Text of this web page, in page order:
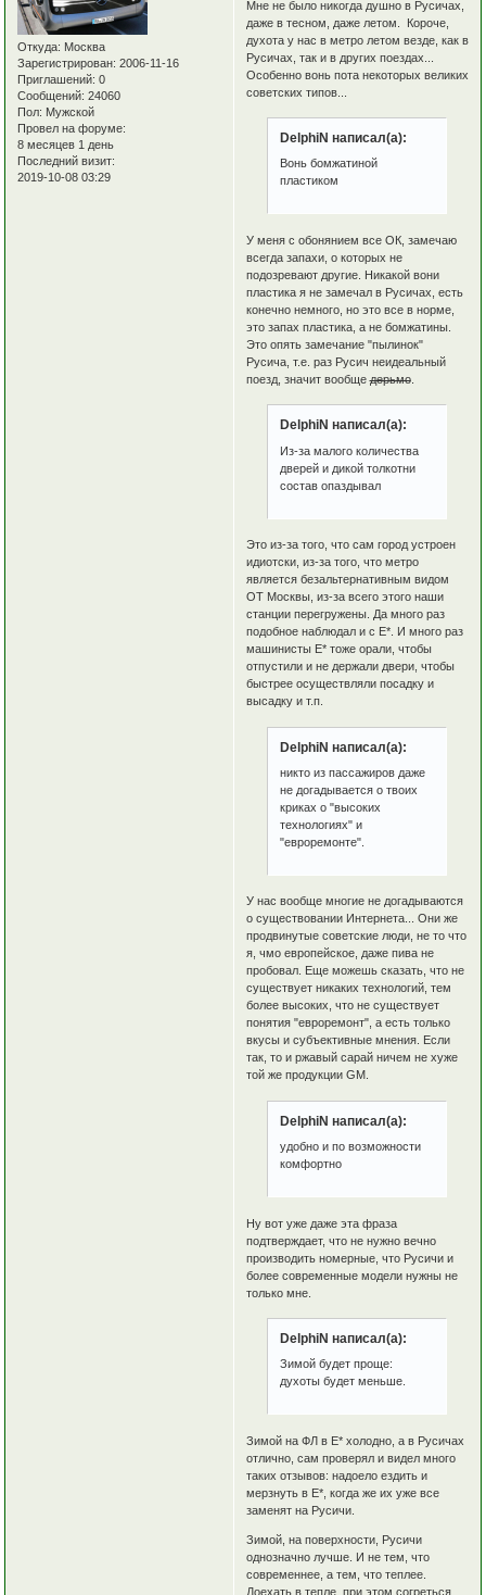
Откуда: Москва
Зарегистрирован: 2006-11-16
Приглашений: 0
Сообщений: 24060
Пол: Мужской
Провел на форуме:
8 месяцев 1 день
Последний визит:
2019-10-08 03:29
Мне не было никогда душно в Русичах,
даже в тесном, даже летом. Короче,
духота у нас в метро летом везде, как в
Русичах, так и в других поездах...
Особенно вонь пота некоторых великих
советских типов...
DelphiN написал(а):
Вонь бомжатиной
пластиком
У меня с обонянием все ОК, замечаю
всегда запахи, о которых не
подозревают другие. Никакой вони
пластика я не замечал в Русичах, есть
конечно немного, но это все в норме,
это запах пластика, а не бомжатины.
Это опять замечание "пылинок"
Русича, т.е. раз Русич неидеальный
поезд, значит вообщедерьмо.
DelphiN написал(а):
Из-за малого количества
дверей и дикой толкотни
состав опаздывал
Это из-за того, что сам город устроен
идиотски, из-за того, что метро
является безальтернативным видом
ОТ Москвы, из-за всего этого наши
станции перегружены. Да много раз
подобное наблюдал и с Е*. И много раз
машинисты Е* тоже орали, чтобы
отпустили и не держали двери, чтобы
быстрее осуществляли посадку и
высадку и т.п.
DelphiN написал(а):
никто из пассажиров даже
не догадывается о твоих
криках о "высоких
технологиях" и
"евроремонте".
У нас вообще многие не догадываются
о существовании Интернета... Они же
продвинутые советские люди, не то что
я, чмо европейское, даже пива не
пробовал. Еще можешь сказать, что не
существует никаких технологий, тем
более высоких, что не существует
понятия "евроремонт", а есть только
вкусы и субъективные мнения. Если
так, то и ржавый сарай ничем не хуже
той же продукции GM.
DelphiN написал(а):
удобно и по возможности
комфортно
Ну вот уже даже эта фраза
подтверждает, что не нужно вечно
производить номерные, что Русичи и
более современные модели нужны не
только мне.
DelphiN написал(а):
Зимой будет проще:
духоты будет меньше.
Зимой на ФЛ в Е* холодно, а в Русичах
отлично, сам проверял и видел много
таких отзывов: надоело ездить и
мерзнуть в Е*, когда же их уже все
заменят на Русичи.
Зимой, на поверхности, Русичи
однозначно лучше. И не тем, что
современнее, а тем, что теплее.
Доехать в тепле, при этом согреться